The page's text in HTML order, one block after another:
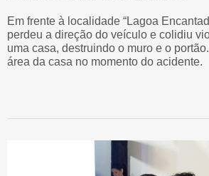
Em frente à localidade “Lagoa
perdeu a direção do veículo e colidiu
uma casa, destruindo o muro e o
área da casa no momento do acidente.